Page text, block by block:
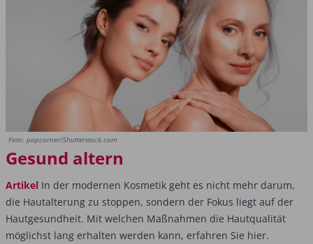
Foto: popcorner/Shutterstock.com
Gesund altern
Artikel In der modernen Kosmetik geht es nicht mehr darum,
die Hautalterung zu stoppen, sondern der Fokus liegt auf der
Hautgesundheit. Mit welchen Maßnahmen die Hautqualität
möglichst lang erhalten werden kann, erfahren Sie hier.